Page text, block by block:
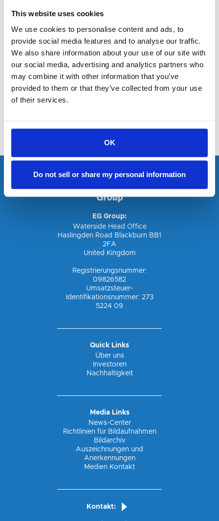
This website uses cookies
We use cookies to personalise content and ads, to
provide social media features and to analyse our traffic.
We also share information about your use of our site with
our social media, advertising and analytics partners who
may combine it with other information that you’ve
provided to them or that they’ve collected from your use
of their services.
OK
Do not sell or share my personal information
Die Zusammenarbeit zwischen der EG Group und
Esso in Deutschland begann 2018 nach der
befindlichen Standorte. Die EG Group ist
momentan in Deutschland Eigentümer und
Betreiber von fast 1.000 Standorten unter dem
Land auswählen
SHELL
Nach der Akquisition der KMS Autohöfe Anfang
des Jahres 2021 hat die EG Group etliche
derzeit in Betrieb sind.
Land auswählen
TOTAL
derzeit in Betrieb sind.
EG Group:
Waterside Head Office
Haslingden Road Blackburn BB1
2FA
United Kingdom
Registrierungsnummer:
09826582
Umsatzsteuer-
Identifikationsnummer: 273
5224 09
Quick Links
Über uns
Investoren
Nachhaltigkeit
Media Links
News-Center
Richtlinien für Bildaufnahmen
Bildarchiv
Auszeichnungen und
Anerkennungen
Medien Kontakt
Kontakt: